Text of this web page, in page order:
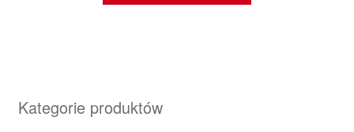
Kategorie produktów